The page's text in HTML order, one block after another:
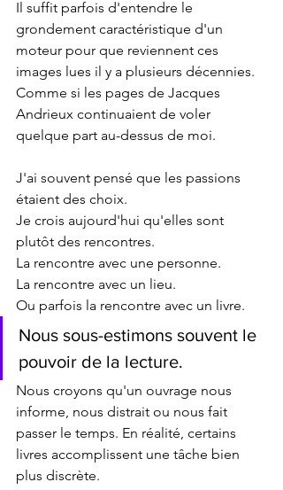
Il suffit parfois d'entendre le
grondement caractéristique d'un
moteur pour que reviennent ces
images lues il y a plusieurs décennies.
Comme si les pages de Jacques
Andrieux continuaient de voler
quelque part au-dessus de moi.
J'ai souvent pensé que les passions
étaient des choix.
Je crois aujourd'hui qu'elles sont
plutôt des rencontres.
La rencontre avec une personne.
La rencontre avec un lieu.
Ou parfois la rencontre avec un livre.
Nous sous-estimons souvent le
pouvoir de la lecture.
Nous croyons qu'un ouvrage nous
informe, nous distrait ou nous fait
passer le temps. En réalité, certains
livres accomplissent une tâche bien
plus discrète.